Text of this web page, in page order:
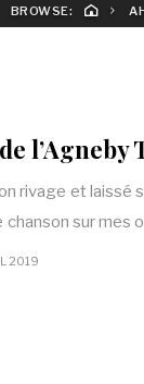
BROWSE:
l’Agneby
rivage et laissé
sur mes
2019